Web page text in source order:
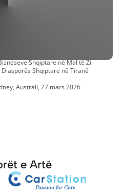
Shqiptare në Mal të Zi
Shqiptare në Tiranë
Australi, 27 mars 2026
e Artë